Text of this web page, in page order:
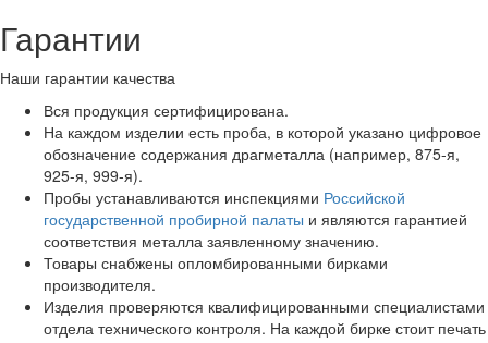
Гарантии
Наши гарантии качества
Вся продукция сертифицирована.
На каждом изделии есть проба, в которой указано цифровое
обозначение содержания драгметалла (например, 875-я,
925-я, 999-я).
Пробы устанавливаются инспекциями Российской
государственной пробирной палаты и являются гарантией
соответствия металла заявленному значению.
Товары снабжены опломбированными бирками
производителя.
Изделия проверяются квалифицированными специалистами
отдела технического контроля. На каждой бирке стоит печать